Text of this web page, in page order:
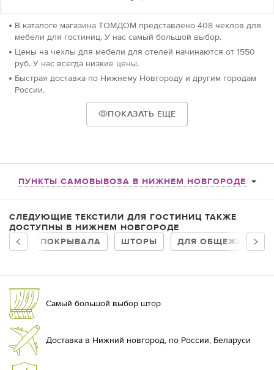
В каталоге магазина ТОМДОМ представлено 408 чехлов для
мебели для гостиниц. У нас самый большой выбор.
Цены на чехлы для мебели для отелей начинаются от 1550
руб. У нас всегда низкие цены.
Быстрая доставка по Нижнему Новгороду и другим городам
России.
ПОКАЗАТЬ ЕЩЕ
ПУНКТЫ САМОВЫВОЗА В НИЖНЕМ НОВГОРОДЕ
СЛЕДУЮЩИЕ ТЕКСТИЛИ ДЛЯ ГОСТИНИЦ ТАКЖЕ
ДОСТУПНЫ В НИЖНЕМ НОВГОРОДЕ
ПОКРЫВАЛА
ШТОРЫ ДЛЯ ОБЩЕЖИТИЙ И
Самый большой выбор штор
Доставка в Нижний новгород, по России, Беларуси